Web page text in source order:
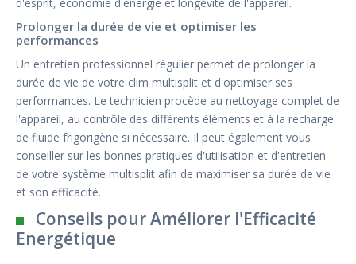
d'esprit, économie d'énergie et longévité de l'appareil.
Prolonger la durée de vie et optimiser les
performances
Un entretien professionnel régulier permet de prolonger la
durée de vie de votre clim multisplit et d'optimiser ses
performances. Le technicien procède au nettoyage complet de
l'appareil, au contrôle des différents éléments et à la recharge
de fluide frigorigène si nécessaire. Il peut également vous
conseiller sur les bonnes pratiques d'utilisation et d'entretien
de votre système multisplit afin de maximiser sa durée de vie
et son efficacité.
Conseils pour Améliorer l'Efficacité
Energétique